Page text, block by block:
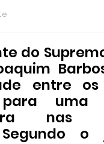
do
entre
uma
nas
Segundo o